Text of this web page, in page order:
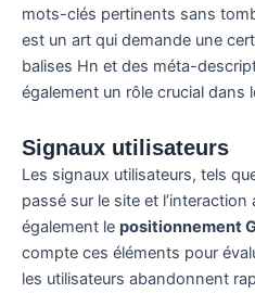
mots-clés pertinents sans
est un art qui demande une
balises Hn et des méta-
également un rôle crucial dans
Signaux utilisateurs
Les signaux utilisateurs, tels
passé sur le site et
également le positionnement
compte ces éléments pour
les utilisateurs abandonnent